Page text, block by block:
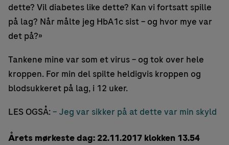
dette? Vil diabetes like dette? Kan vi fortsatt spille
på lag? Når målte jeg HbA1c sist – og hvor mye var
det på?»
Tankene mine var som et virus – og tok over hele
kroppen. For min del spilte heldigvis kroppen og
blodsukkeret på lag, i 12 uker.
LES OGSÅ:– Jeg var sikker på at dette var min skyld
Årets mørkeste dag: 22.11.2017 klokken 13.54